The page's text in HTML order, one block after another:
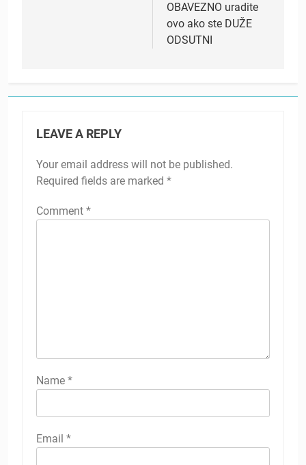
OBAVEZNO uradite
ovo ako ste DUŽE
ODSUTNI
LEAVE A REPLY
Your email address will not be published.
Required fields are marked *
Comment *
Name *
Email *